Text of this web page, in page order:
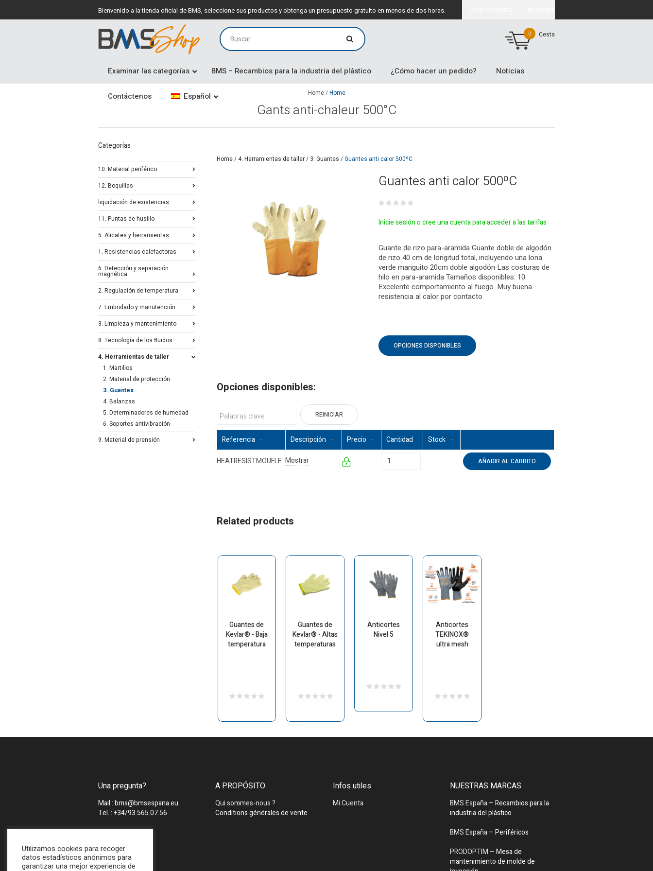
Bienvenido a la tienda oficial de BMS, seleccione sus productos y obtenga un presupuesto gratuito en menos de dos horas.
0 Cesta
Examinar las categorías BMS – Recambios para la industria del plástico ¿Cómo hacer un pedido? Noticias
Contáctenos Español Home/Home
Gants anti-chaleur 500°C
Home/4. Herramientas de taller/ 3. Guantes /Guantes anti calor 500ºC
Guantes anti calor 500ºC
Inicie sesión o cree una cuenta para acceder a las tarifas
Guante de rizo para-aramida Guante doble de algodón
de rizo 40 cm de longitud total, incluyendo una lona
verde manguito 20cm doble algodón Las costuras de
hilo en para-aramida Tamaños disponibles: 10
Excelente comportamiento al fuego. Muy buena
resistencia al calor por contacto
OPCIONES DISPONIBLES
Opciones disponibles:
REINICIAR
Referencia Descripción Precio Cantidad Stock
HEATRESISTMOUFLE Mostrar AÑADIR AL CARRITO
Related products
Guantes de
Kevlar® - Baja
temperatura
Guantes de
Kevlar® - Altas
temperaturas
Anticortes
Nivel 5
Anticortes
TEKINOX®
ultra mesh
Categorías
10. Material periférico
12. Boquillas
liquidación de existencias
11. Puntas de husillo
5. Alicates y herramientas
1. Resistencias calefactoras
6. Detección y separación
magnética
2. Regulación de temperatura
7. Embridado y manutención
3. Limpieza y mantenimiento
8. Tecnología de los fluidos
4. Herramientas de taller
1. Martillos
2. Material de protección
3. Guantes
4. Balanzas
5. Determinadores de humedad
6. Soportes antivibración
9. Material de prensión
Una pregunta?
Mail : bms@bmsespana.eu
Tel. : +34/93.565.07.56
A PROPÓSITO
Qui sommes-nous ?
Conditions générales de vente
Infos utiles
Mi Cuenta
NUESTRAS MARCAS
BMS España– Recambios para la
industria del plástico
BMS España– Periféricos
PRODOPTIM – Mesa de
mantenimiento de molde de
Utilizamos cookies para recoger
datos estadísticos anónimos para
garantizar una mejor experiencia de